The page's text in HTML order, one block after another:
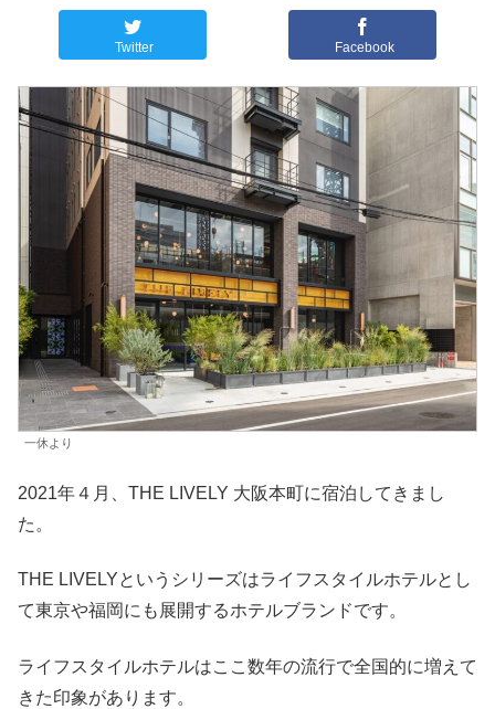
Twitter Facebook
一休より
2021年４月、THE LIVELY 大阪本町に宿泊してきまし
た。
THE LIVELYというシリーズはライフスタイルホテルとし
て東京や福岡にも展開するホテルブランドです。
ライフスタイルホテルはここ数年の流行で全国的に増えて
きた印象があります。